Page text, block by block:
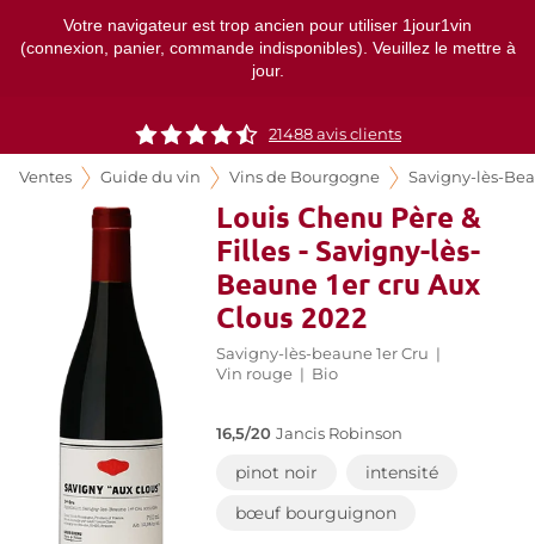
Votre navigateur est trop ancien pour utiliser 1jour1vin
(connexion, panier, commande indisponibles). Veuillez le mettre à
jour.
21488 avis clients
Ventes Guide du vin Vins de Bourgogne Savigny-lès-
Louis Chenu Père &
Filles - Savigny-lès-
Beaune 1er cru Aux
Clous 2022
Savigny-lès-beaune 1er Cru |
Vin rouge | Bio
16,5/20 Jancis Robinson
pinot noir
intensité
bœuf bourguignon